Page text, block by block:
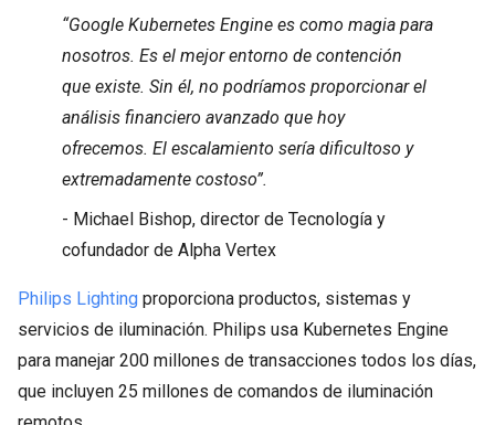
“Google Kubernetes Engine es como magia para
nosotros. Es el mejor entorno de contención
que existe. Sin él, no podríamos proporcionar el
análisis financiero avanzado que hoy
ofrecemos. El escalamiento sería dificultoso y
extremadamente costoso”.
- Michael Bishop, director de Tecnología y
cofundador de Alpha Vertex
Philips Lighting proporciona productos, sistemas y
servicios de iluminación. Philips usa Kubernetes Engine
para manejar 200 millones de transacciones todos los días,
que incluyen 25 millones de comandos de iluminación